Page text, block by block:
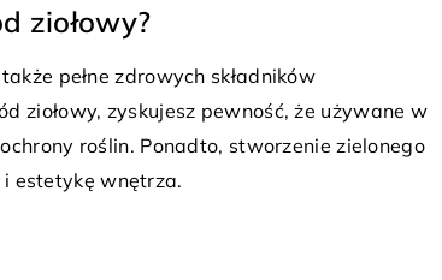
ziołowy?
pełne zdrowych składników
ziołowy, zyskujesz pewność, że używane w
roślin. Ponadto, stworzenie zielonego
estetykę wnętrza.
Przestrzeni Wokół Domu i Ogrodu
odmienić przestrzeń wokół Twojego
i ogrodu. Dowiedz się, jak harmonijnie
połączyć elementy architektury, sztuki
ogrodowej i tradycyjnych materiałów,